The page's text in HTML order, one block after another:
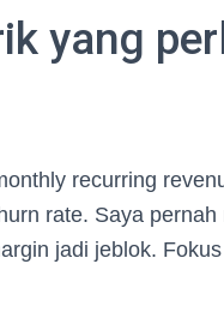
yang
recurring
rate. Saya
jadi jeblok.